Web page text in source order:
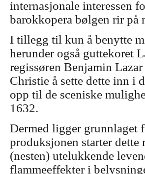
internasjonale interessen
barokkopera bølgen rir på
I tillegg til kun å benytte
herunder også guttekoret
regissøren Benjamin
Christie å sette dette inn i
opp til de sceniske
1632.
Dermed ligger grunnlaget
produksjonen starter dette
(nesten) utelukkende
flammeeffekter i